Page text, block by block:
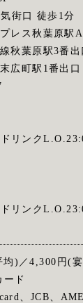
街口 徒歩1分
レス秋葉原駅
秋葉原駅3番
広町駅1番出
リンク
リンク
)／4,300円(
ド
、JCB、